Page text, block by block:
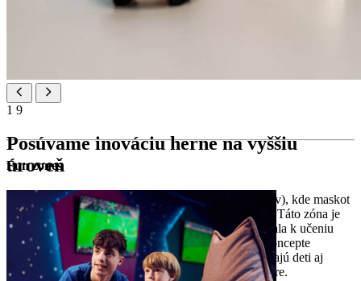
1 9
Posúvame inováciu herne na vyššiu
úroveň
Maro Smart Play je zábavná herná zóna (0 – 12 rokov), kde maskot
Maro porozpráva deťom pútavé príbehy o destinácii. Táto zóna je
navrhnutá tak, aby podnecovala kreativitu a inšpirovala k učeniu
prostredníctvom kombinácie aktivít založených na koncepte
vzdelávania STEM a nápaditých aktivít, ktoré vyzývajú deti aj
rodičov k spoločnému skúmaniu a podnecujú ich k hre.
Fun zones